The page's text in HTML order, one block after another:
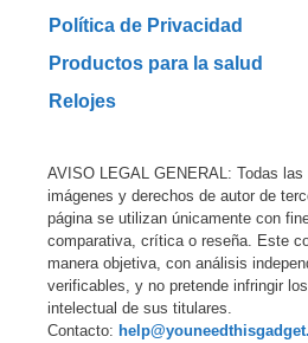
Política de Privacidad
Productos para la salud
Relojes
AVISO LEGAL GENERAL: Todas
imágenes y derechos de autor de
página se utilizan únicamente con
comparativa, crítica o reseña. Este
manera objetiva, con análisis
verificables, y no pretende infringir
intelectual de sus titulares.
Contacto: